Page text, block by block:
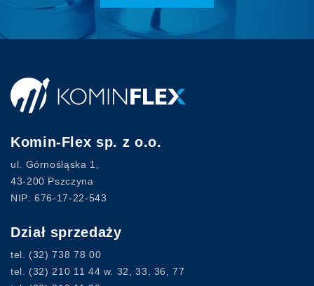
Komin-Flex sp. z o.o.
ul. Górnośląska 1,
43-200 Pszczyna
NIP: 676-17-22-543
Dział sprzedaży
tel. (32) 738 78 00
tel. (32) 210 11 44 w. 32, 33, 36, 77